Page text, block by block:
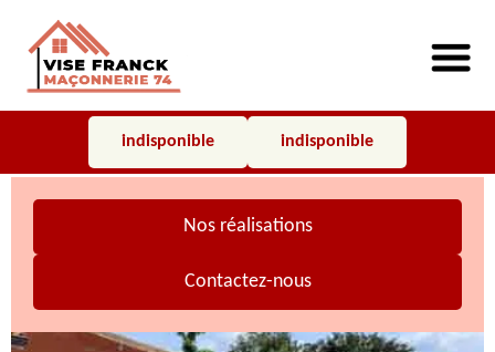
indisponible indisponible
Nos réalisations
Contactez-nous